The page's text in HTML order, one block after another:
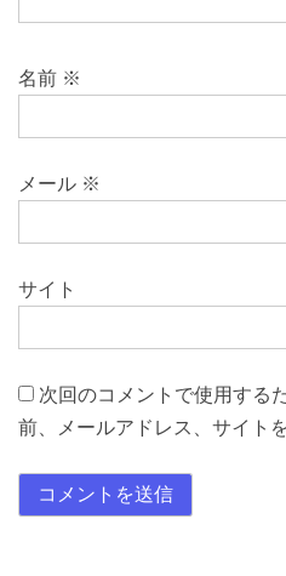
名前 ※
メール ※
サイト
次回のコメントで使用する
前、メールアドレス、サイト